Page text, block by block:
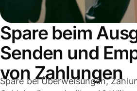
Spare beim
Senden und
von Zahlungen
Spare bei Überweisungen,